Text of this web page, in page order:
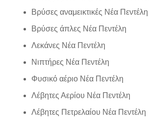
Βρύσες αναμεικτικές Νέα Πεντέλη
Βρύσες άπλες Νέα Πεντέλη
Λεκάνες Νέα Πεντέλη
Νιπτήρες Νέα Πεντέλη
Φυσικό αέριο Νέα Πεντέλη
Λέβητες Αερίου Νέα Πεντέλη
Λέβητες Πετρελαίου Νέα Πεντέλη